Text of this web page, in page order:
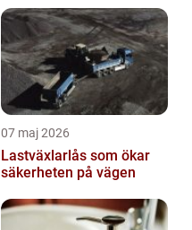
07 maj 2026
Lastväxlarlås som ökar
säkerheten på vägen